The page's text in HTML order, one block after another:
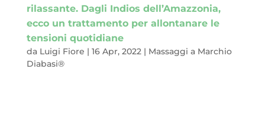
rilassante. Dagli Indios dell’Amazzonia,
ecco un trattamento per allontanare le
tensioni quotidiane
da Luigi Fiore | 16 Apr, 2022| Massaggi a Marchio
Diabasi®